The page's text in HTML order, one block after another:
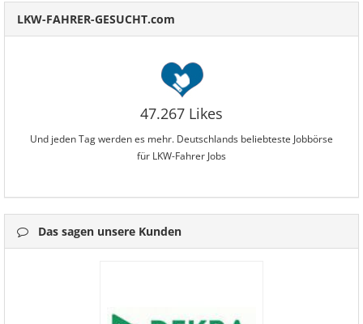
LKW-FAHRER-GESUCHT.com
47.267 Likes
Und jeden Tag werden es mehr. Deutschlands beliebteste Jobbörse
für LKW-Fahrer Jobs
Das sagen unsere Kunden